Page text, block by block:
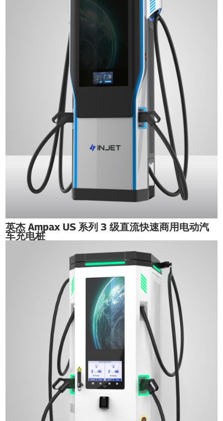
英杰 Ampax US 系列 3 级直流快速商用电动汽
车充电桩